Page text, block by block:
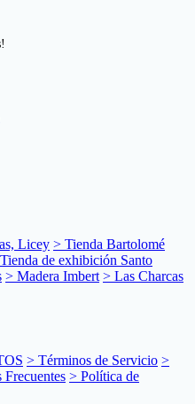
Licey > Tienda Bartolomé
de exhibición Santo
> Madera Imbert > Las Charcas
> Términos de Servicio >
Frecuentes > Política de